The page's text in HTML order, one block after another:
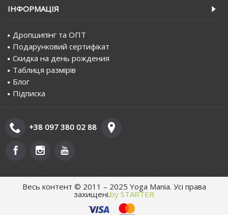
IНФОРМАЦIЯ
Дропшипінг та ОПТ
Подарунковий сертифiкат
Скидка на день рождения
Таблиця размірів
Блог
Пiдписка
+38 097 380 02 88
Весь контент © 2011 – 2025 Yoga Mania. Усі права
захищені.by STARTER